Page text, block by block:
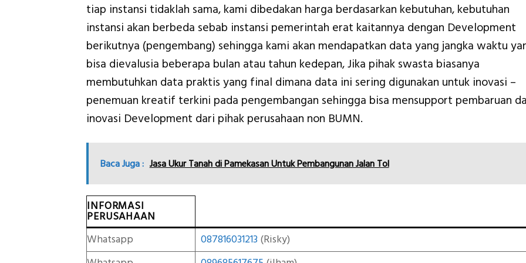
tiap instansi tidaklah sama, kami dibedakan harga berdasarkan kebutuhan, kebutuhan
instansi akan berbeda sebab instansi pemerintah erat kaitannya dengan Development
berikutnya (pengembang) sehingga kami akan mendapatkan data yang jangka waktu
bisa dievalusia beberapa bulan atau tahun kedepan, Jika pihak swasta biasanya
membutuhkan data praktis yang final dimana data ini sering digunakan untuk inovasi –
penemuan kreatif terkini pada pengembangan sehingga bisa mensupport pembaruan
inovasi Development dari pihak perusahaan non BUMN.
Baca Juga : Jasa Ukur Tanah di Pamekasan Untuk Pembangunan Jalan Tol
INFORMASI
PERUSAHAAN
Whatsapp
087816031213 (Risky)